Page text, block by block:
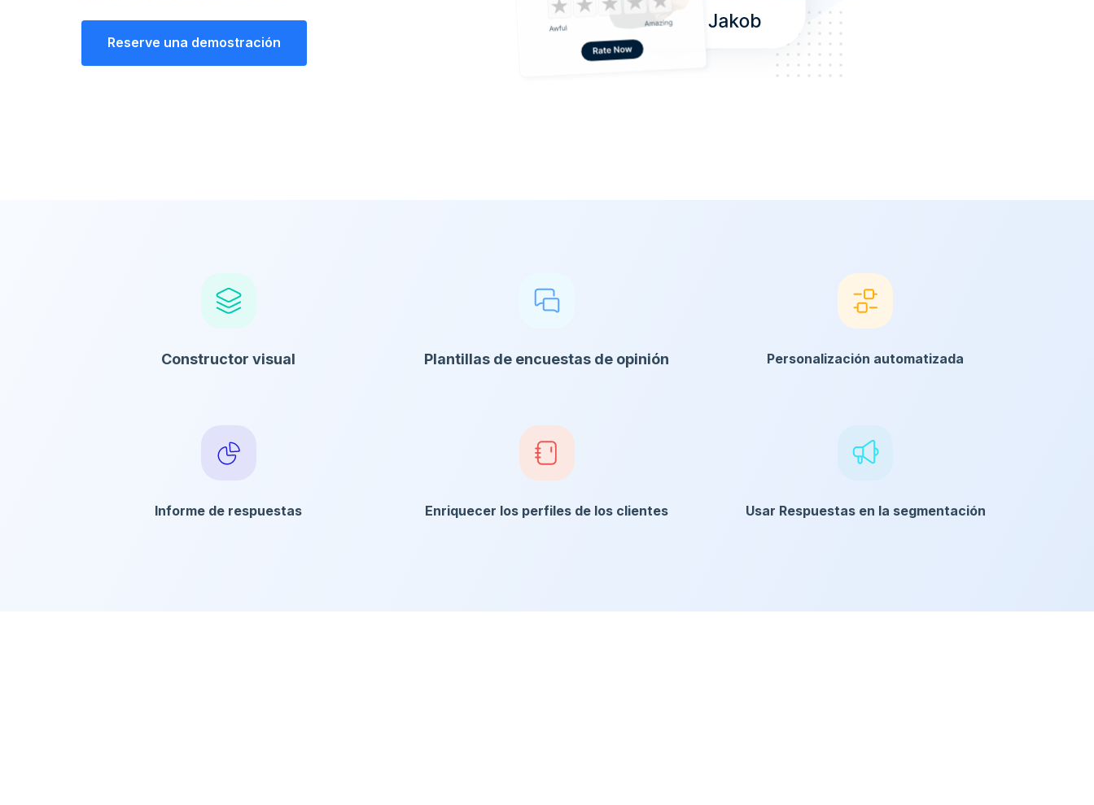
Reserve una demostración
Constructor visual Plantillas de encuestas de opinión Personalización automatizada
Informe de respuestas Enriquecer los perfiles de los clientes Usar Respuestas en la segmentación